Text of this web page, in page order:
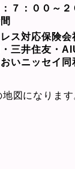
７：００～
ス対応保険
三井住友・
いニッセイ同
図になります